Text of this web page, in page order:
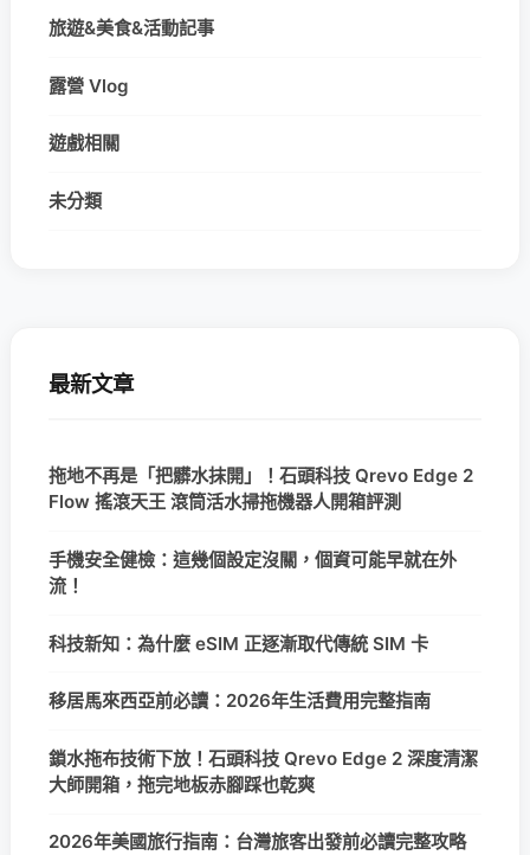
旅遊&美食&活動記事
露營 Vlog
遊戲相關
未分類
最新文章
拖地不再是「把髒水抹開」！石頭科技 Qrevo Edge 2
Flow 搖滾天王 滾筒活水掃拖機器人開箱評測
手機安全健檢：這幾個設定沒關，個資可能早就在外
流！
科技新知：為什麼 eSIM 正逐漸取代傳統 SIM 卡
移居馬來西亞前必讀：2026年生活費用完整指南
鎖水拖布技術下放！石頭科技 Qrevo Edge 2 深度清潔
大師開箱，拖完地板赤腳踩也乾爽
2026年美國旅行指南：台灣旅客出發前必讀完整攻略